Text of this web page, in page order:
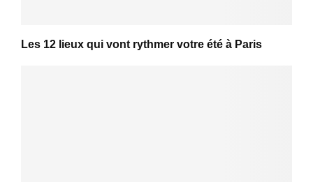
Les 12 lieux qui vont rythmer votre été à Paris